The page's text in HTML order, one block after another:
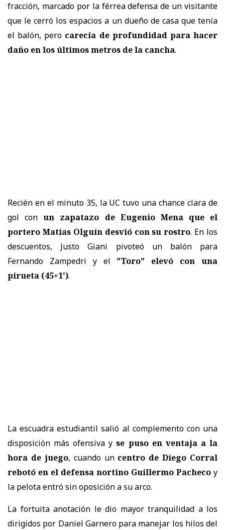
fracción, marcado por la férrea defensa de un visitante
que le cerró los espacios a un dueño de casa que tenía
el balón, pero carecía de profundidad para hacer
daño en los últimos metros de la cancha.
Recién en el minuto 35, la UC tuvo una chance clara de
gol conun zapatazo de Eugenio Mena que el
portero Matías Olguín desvió con su rostro. En los
descuentos, Justo Giani pivoteó un balón para
Fernando Zampedri y el "Toro" elevó con una
pirueta (45+1').
La escuadra estudiantil salió al complemento con una
disposición más ofensiva yse puso en ventaja a la
hora de juego, cuando uncentro de Diego Corral
rebotó en el defensa nortino Guillermo Pacheco y
la pelota entró sin oposición a su arco.
La fortuita anotación le dio mayor tranquilidad a los
dirigidos por Daniel Garnero para manejar los hilos del